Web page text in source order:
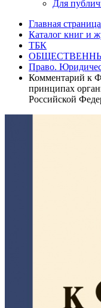
Для
Главная страница
Каталог книг и
ТБК
Право.
Комментарий к
принципах
Российской